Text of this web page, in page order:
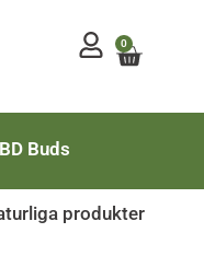
Mitt konto
0
Buds
produkter